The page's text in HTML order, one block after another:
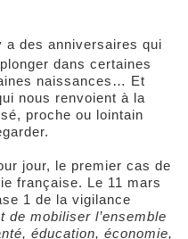
des anniversaires qui
dans certaines
naissances… Et
nous renvoient à la
proche ou lointain
jour, le premier cas de
française. Le 11 mars
1 de la vigilance
de mobiliser l’ensemble
éducation, économie,